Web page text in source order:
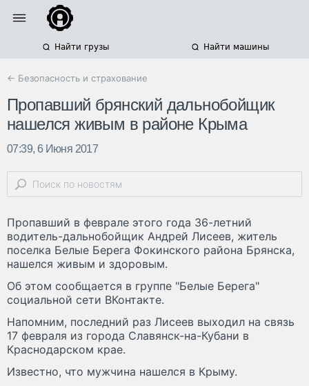
Найти грузы Найти машины
← Безопасность и страхование
Пропавший брянский дальнобойщик
нашелся живым в районе Крыма
07:39, 6 Июня 2017
Пропавший в феврале этого года 36-летний
водитель-дальнобойщик Андрей Лисеев, житель
поселка Белые Берега Фокинского района Брянска,
нашелся живым и здоровым.
Об этом сообщается в группе "Белые Берега"
социальной сети ВКонтакте.
Напомним, последний раз Лисеев выходил на связь
17 февраля из города Славянск-на-Кубани в
Краснодарском крае.
Известно, что мужчина нашелся в Крыму.